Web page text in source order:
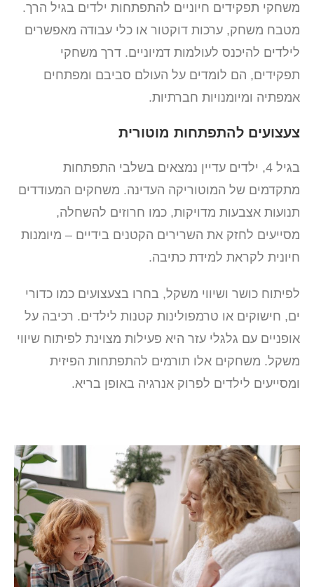
משחקי תפקידים חיוניים להתפתחות ילדים בגיל הרך.
מטבח משחק, ערכות דוקטור או כלי עבודה מאפשרים
לילדים להיכנס לעולמות דמיוניים. דרך משחקי
תפקידים, הם לומדים על העולם סביבם ומפתחים
אמפתיה ומיומנויות חברתיות.
צעצועים להתפתחות מוטורית
בגיל 4, ילדים עדיין נמצאים בשלבי התפתחות
מתקדמים של המוטוריקה העדינה. משחקים המעודדים
תנועות אצבעות מדויקות, כמו חרוזים להשחלה,
מסייעים לחזק את השרירים הקטנים בידיים – מיומנות
חיונית לקראת למידת כתיבה.
לפיתוח כושר ושיווי משקל, בחרו בצעצועים כמו כדורי
ים, חישוקים או טרמפולינות קטנות לילדים. רכיבה על
אופניים עם גלגלי עזר היא פעילות מצוינת לפיתוח שיווי
משקל. משחקים אלו תורמים להתפתחות הפיזית
ומסייעים לילדים לפרוק אנרגיה באופן בריא.